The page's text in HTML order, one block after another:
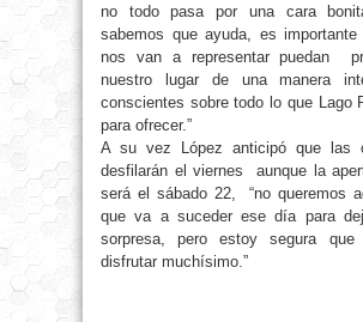
no todo pasa por una cara
sabemos que ayuda, es
nos van a representar puedan
nuestro lugar de una manera
conscientes sobre todo lo que Lago
para ofrecer.”
A su vez López anticipó que las
desfilarán el viernes aunque la
será el sábado 22, “no queremos
que va a suceder ese día para
sorpresa, pero estoy segura
disfrutar muchísimo.”